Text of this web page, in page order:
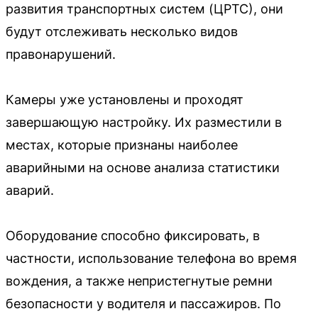
развития транспортных систем (ЦРТС), они
будут отслеживать несколько видов
правонарушений.
Камеры уже установлены и проходят
завершающую настройку. Их разместили в
местах, которые признаны наиболее
аварийными на основе анализа статистики
аварий.
Оборудование способно фиксировать, в
частности, использование телефона во время
вождения, а также непристегнутые ремни
безопасности у водителя и пассажиров. По